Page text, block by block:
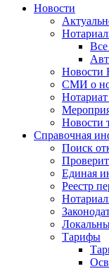
Новости
Новости
СМИ о
Новости
Справочная
Поиск
Единая
Реестр
Тарифы